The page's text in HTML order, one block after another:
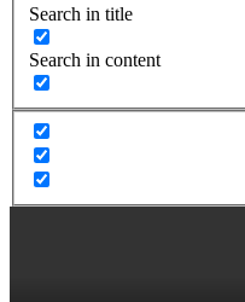
Search in title
Search in content